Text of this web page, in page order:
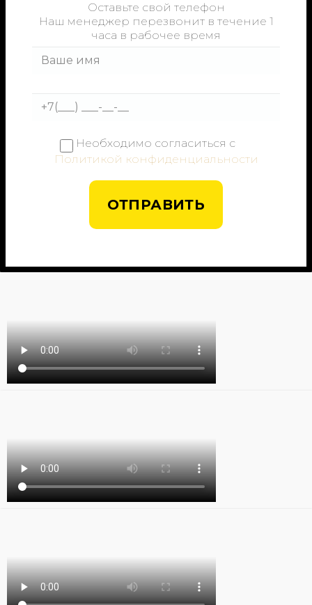
Оставьте свой телефон
Наш менеджер перезвонит в течение 1
часа в рабочее время
Необходимо согласиться с
Политикой конфиденциальности